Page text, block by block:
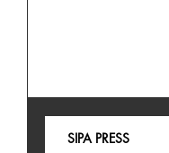
SIPA PRESS